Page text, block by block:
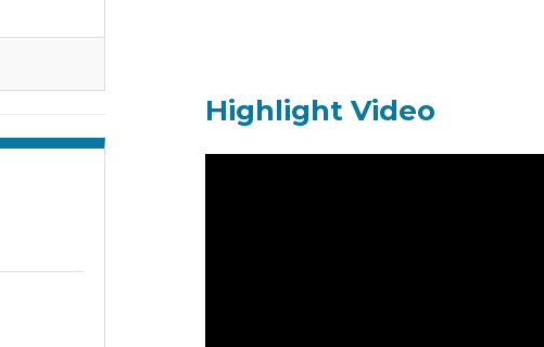
Highlight Video